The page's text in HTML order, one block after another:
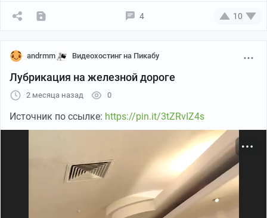
4 10
andrmm Видеохостинг на Пикабу
Лубрикация на железной дороге
2 месяца назад 0
Источник по ссылке: https://pin.it/3tZRvIZ4s